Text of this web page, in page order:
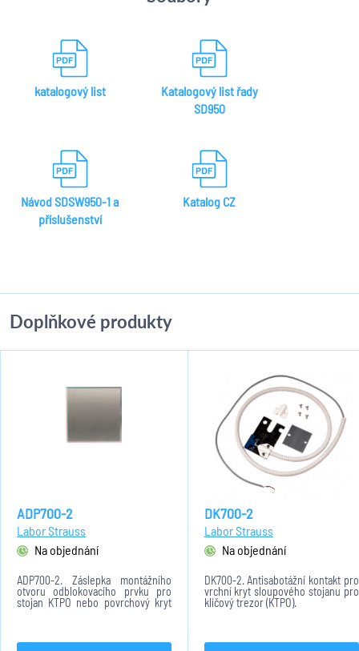
katalogový list
Katalogový list řady
SD950
Návod SDSW950-1 a
příslušenství
Katalog CZ
Doplňkové produkty
ADP700-2
Labor Strauss
Na objednání
ADP700-2. Záslepka montážního
otvoru odblokovacího prvku pro
stojan KTPO nebo povrchový kryt
trezoru
DK700-2
Labor Strauss
Na objednání
DK700-2. Antisabotážní kontakt pro
vrchní kryt sloupového stojanu pro
klíčový trezor (KTPO).